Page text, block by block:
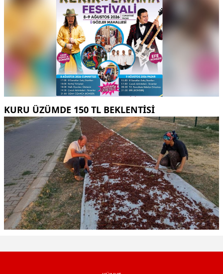
KURU ÜZÜMDE 150 TL BEKLENTISI